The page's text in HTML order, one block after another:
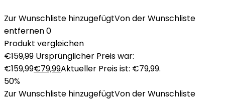
Zur Wunschliste hinzugefügtVon der Wunschliste
entfernen0
Produkt vergleichen
€159,99 Ursprünglicher Preis war:
€159,99€79,99Aktueller Preis ist: €79,99.
50%
Zur Wunschliste hinzugefügtVon der Wunschliste